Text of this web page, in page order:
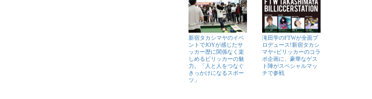
新宿タカシマヤのイベ
ントでJOYが感じたサ
ッカー歴に関係なく楽
しめるビリッカーの魅
力。「人と人をつなぐ
きっかけになるスポー
ツ」
滝田学のFTWが全面プ
ロデュース!新宿タカシ
マヤ×ビリッカーのコラ
ボ企画に、豪華なゲス
ト陣がスペシャルマッ
チで参戦